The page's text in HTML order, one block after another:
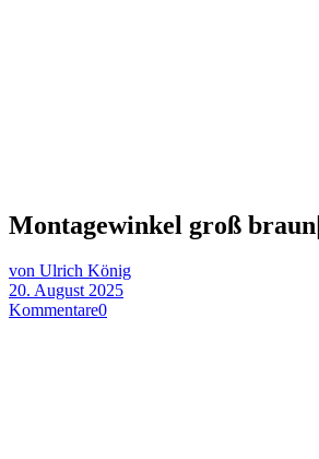
Montagewinkel groß braun|
von Ulrich König
20. August 2025
Kommentare0